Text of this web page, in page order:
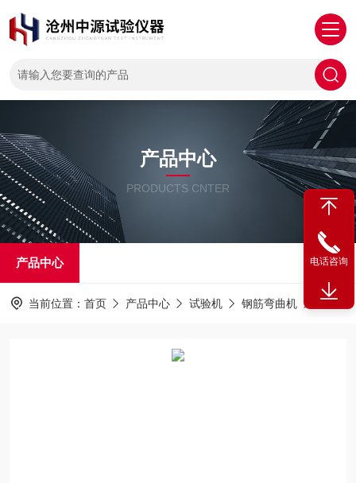
产品中心
PRODUCTS CNTER
产品中心
当前位置： 首页 产品中心 试验机 钢筋弯曲机 GGW-50钢筋弯曲试验机
电话咨询